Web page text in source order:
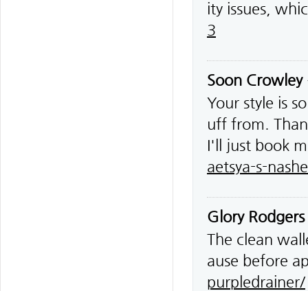
ity issues,
3
Soon Crowley
Your style is
uff from.
I'll just book
aetsya-s-
Glory Rodgers
The clean
ause before
purpledrainer/